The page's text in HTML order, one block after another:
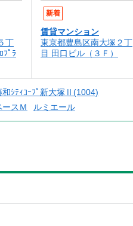
丁
ﾌﾟﾗ
新着
賃貸マンション
東京都豊島区南大塚２丁
目 田口ビル（３Ｆ）
和ｼﾃｨｺｰﾌﾟ新大塚Ⅱ(1004)
ースＭ
ルミエール